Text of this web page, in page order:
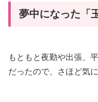
夢中になった「
もともと夜勤や出張、
だったので、さほど気